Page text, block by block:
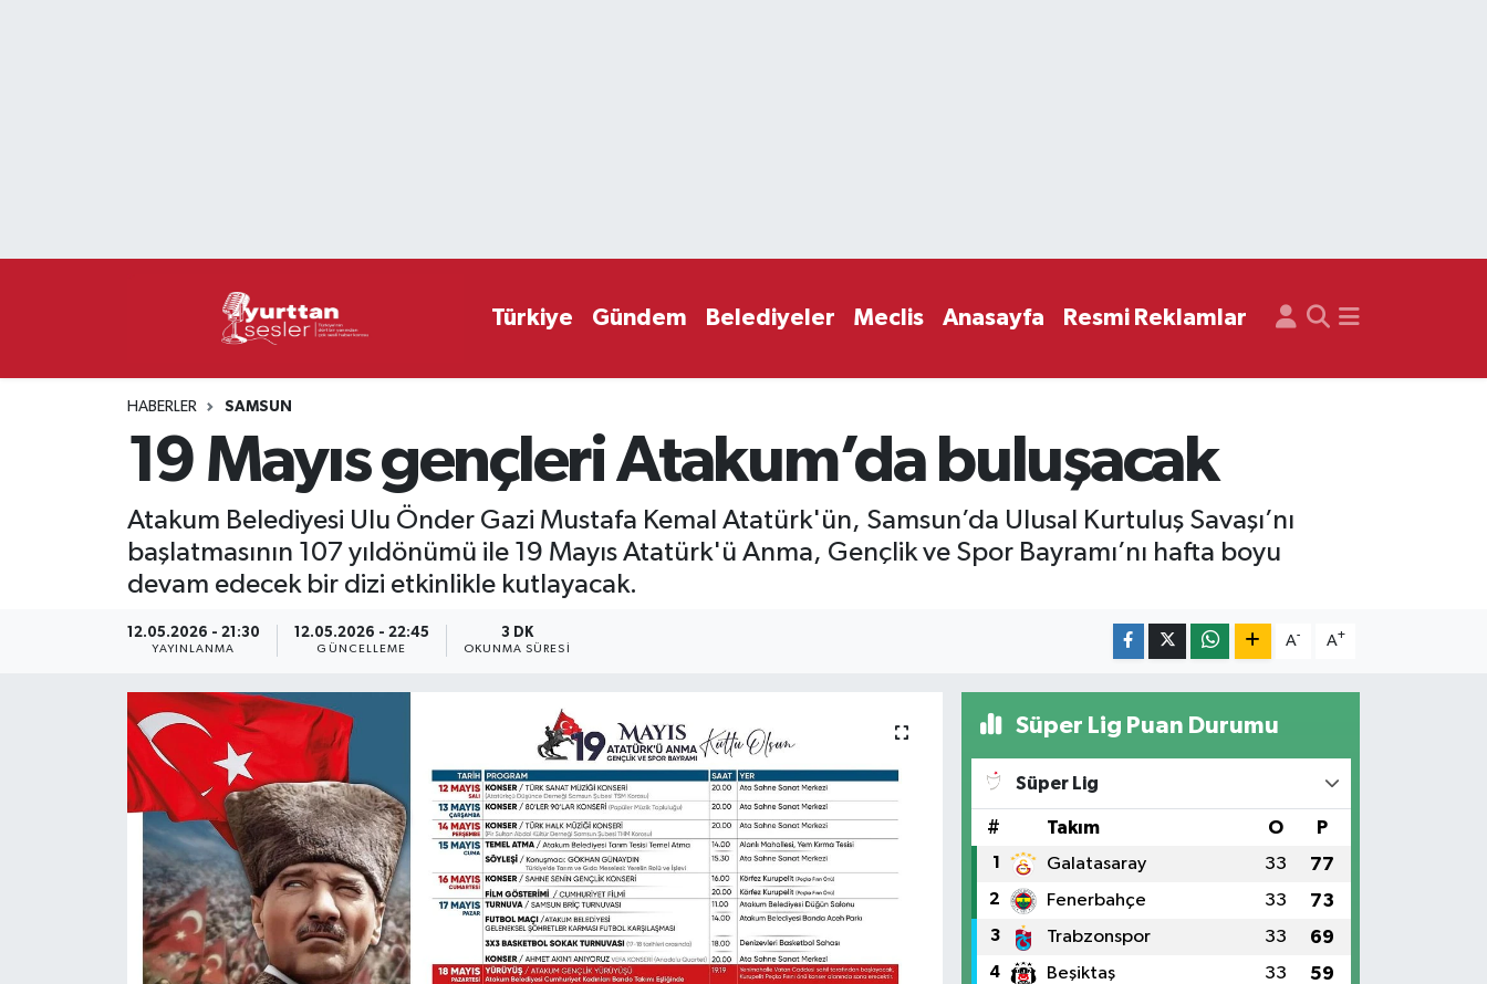
Türkiye Gündem Belediyeler Meclis Anasayfa Resmi Reklamlar
HABERLER SAMSUN
19 Mayıs gençleri Atakum’da buluşacak
Atakum Belediyesi Ulu Önder Gazi Mustafa Kemal Atatürk'ün, Samsun’da Ulusal Kurtuluş Savaşı’nı
başlatmasının 107 yıldönümü ile 19 Mayıs Atatürk'ü Anma, Gençlik ve Spor Bayramı’nı hafta boyu
devam edecek bir dizi etkinlikle kutlayacak.
12.05.2026 - 21:30
YAYINLANMA
12.05.2026 - 22:45
GÜNCELLEME
3 DK
OKUNMA SÜRESI
A- A+
Süper Lig Puan Durumu
Süper Lig
# Takım O P
1 Galatasaray 33 77
2 Fenerbahçe 33 73
3 Trabzonspor 33 69
4 Beşiktaş 33 59
Süper Lig Puan Durumu ve Fikstür
Haber Arşivi